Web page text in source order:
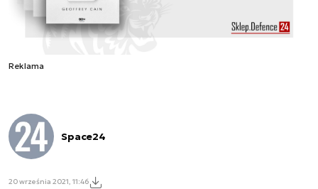
Reklama
Space24
20 września 2021, 11:46